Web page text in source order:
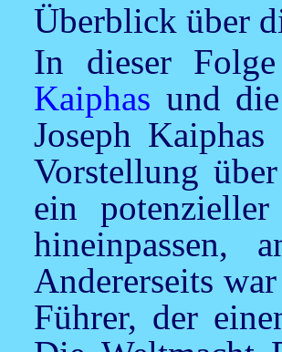
Überblick über
In dieser
Kaiphas und
Joseph
Vorstellung
ein
hineinpassen,
Andererseits
Führer, der